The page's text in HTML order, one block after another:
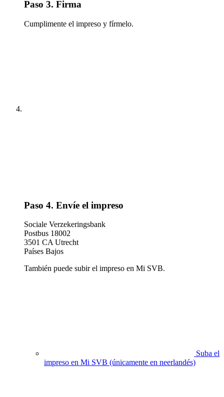
Paso 3. Firma
Cumplimente el impreso y fírmelo.
Paso 4. Envíe el impreso
Sociale Verzekeringsbank
Postbus 18002
3501 CA Utrecht
Países Bajos
También puede subir el impreso en Mi SVB.
Suba el
impreso en Mi SVB (únicamente en neerlandés)